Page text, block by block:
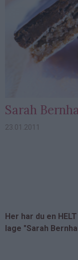
Sarah
23.01.2011
Her har du en
lage "Sarah